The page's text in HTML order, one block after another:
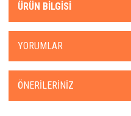
ÜRÜN BILGISI
YORUMLAR
ÖNERILERINIZ